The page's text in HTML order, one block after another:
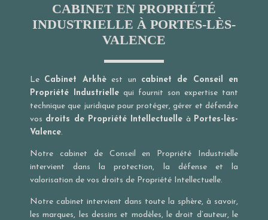
CABINET EN PROPRIÉTÉ
INDUSTRIELLE À PORTES-LÈS-
VALENCE
Le Cabinet Arkhèest un cabinet de Conseil en
Propriété Industrielle qui fournit son expertise tant
technique que juridique pour protéger, gérer et défendre
vos droits de Propriété Intellectuelle à Portes-lès-
Valence.
Notre cabinet de Conseil en Propriété Industrielle
intervient dans la protection, la défense et la
valorisation de vos droits de Propriété Intellectuelle.
Notre cabinet intervient dans toute la sphère, à savoir,
les marques, les dessins et modèles, le droit d’auteur, le